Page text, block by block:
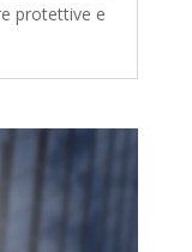
protettive e